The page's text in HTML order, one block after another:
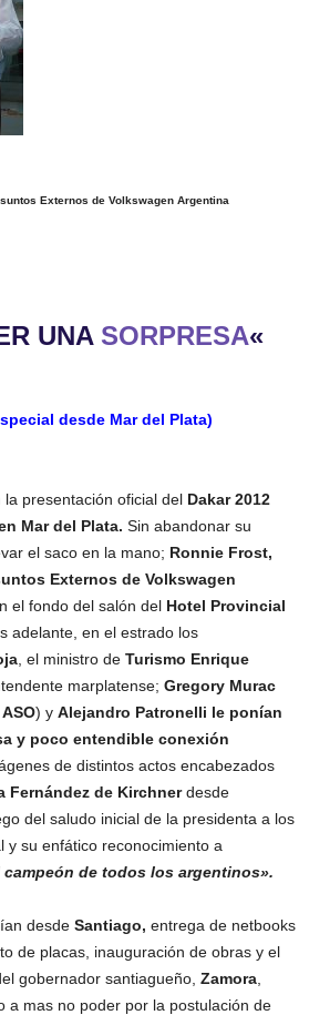
Externos de Volkswagen Argentina
UNASORPRESA«
desde Mar del Plata)
presentación oficial del Dakar 2012
Mar del Plata. Sin abandonar su
el saco en la mano; Ronnie Frost,
Externos de Volkswagen
el fondo del salón del Hotel Provincial
adelante, en el estrado los
, el ministro de Turismo Enrique
marplatense; Gregory Murac
ASO) y Alejandro Patronelli le ponían
y poco entendible conexión
de distintos actos encabezados
Fernández de Kirchnerdesde
del saludo inicial de la presidenta a los
y su enfático reconocimiento a
campeón de todos los argentinos».
desde Santiago, entrega de netbooks
de placas, inauguración de obras y el
gobernador santiagueño, Zamora
a mas no poder por la postulación de